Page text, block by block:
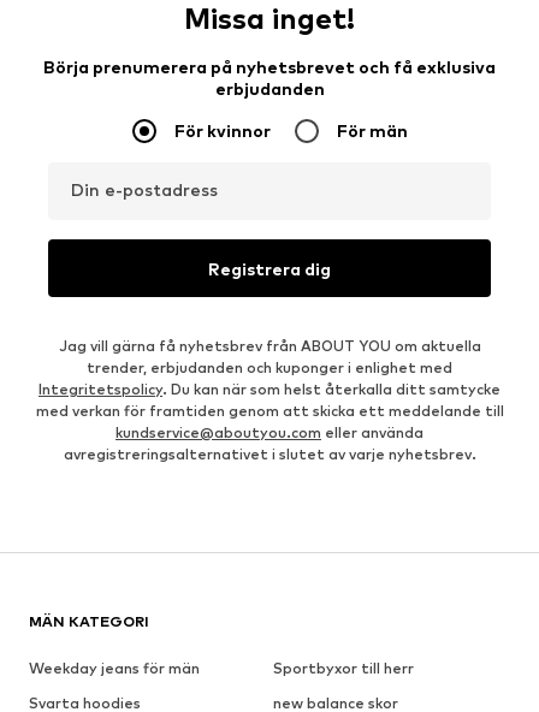
Missa inget!
Börja prenumerera på nyhetsbrevet och få exklusiva
erbjudanden
För kvinnor För män
Din e-postadress
Registrera dig
Jag vill gärna få nyhetsbrev från ABOUT YOU om aktuella
trender, erbjudanden och kuponger i enlighet med
Integritetspolicy. Du kan när som helst återkalla ditt samtycke
med verkan för framtiden genom att skicka ett meddelande till
kundservice@aboutyou.com eller använda
avregistreringsalternativet i slutet av varje nyhetsbrev.
MÄN KATEGORI
Weekday jeans för män
Sportbyxor till herr
Svarta hoodies
new balance skor